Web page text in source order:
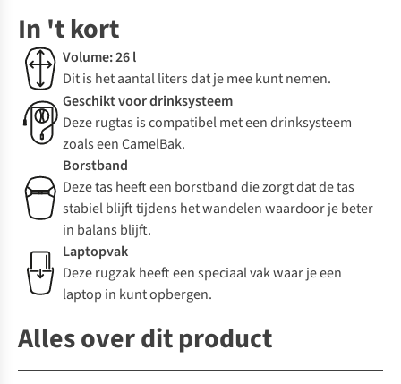
In 't kort
Volume: 26 l
Dit is het aantal liters dat je mee kunt nemen.
Geschikt voor drinksysteem
Deze rugtas is compatibel met een drinksysteem
zoals een CamelBak.
Borstband
Deze tas heeft een borstband die zorgt dat de tas
stabiel blijft tijdens het wandelen waardoor je beter
in balans blijft.
Laptopvak
Deze rugzak heeft een speciaal vak waar je een
laptop in kunt opbergen.
Alles over dit product